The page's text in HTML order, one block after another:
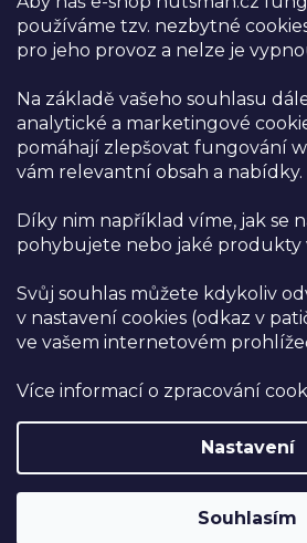
používáme tzv. nezbytné
pro jeho provoz a nelze je
Na základě vašeho souhlasu
analytické a marketingové
pomáhají zlepšovat fungování
vám relevantní obsah a nabídky.
Díky nim například víme, jak se
pohybujete nebo jaké produkty
Svůj souhlas můžete kdykoliv
v nastavení cookies (odkaz v
ve vašem internetovém
Více informací o zpracování
Nastavení
Souhlasím
Ambasador Nutsman
Obchodní podmínky
Reklamace a vrácení zboží
Ochrana osobních údajů
Prodejna NUTSMAN
Těmice 329, Těmice 696 84
Zobrazit na mapě
Budeme se na vás těšit:
Po, St, Čt: 06:00–15:00